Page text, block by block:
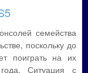
семейства
поскольку до
поиграть на их
Ситуация с